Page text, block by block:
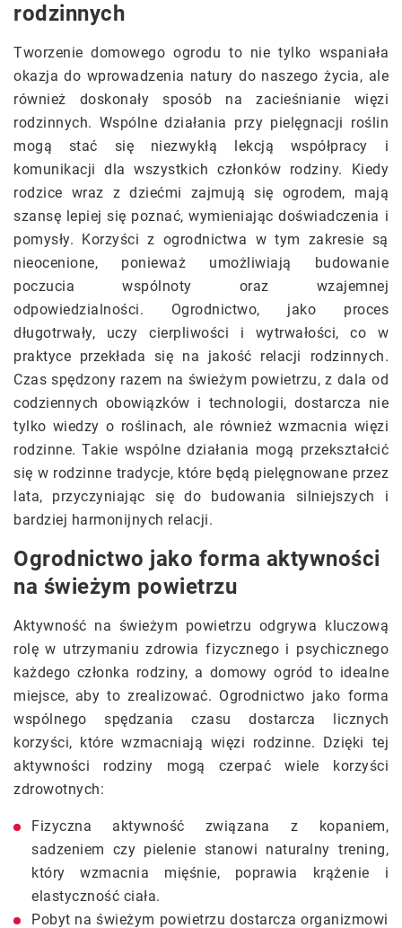
rodzinnych
Tworzenie domowego ogrodu to nie tylko wspaniała
okazja do wprowadzenia natury do naszego życia, ale
również doskonały sposób na zacieśnianie więzi
rodzinnych. Wspólne działania przy pielęgnacji roślin
mogą stać się niezwykłą lekcją współpracy i
komunikacji dla wszystkich członków rodziny. Kiedy
rodzice wraz z dziećmi zajmują się ogrodem, mają
szansę lepiej się poznać, wymieniając doświadczenia i
pomysły. Korzyści z ogrodnictwa w tym zakresie są
nieocenione, ponieważ umożliwiają budowanie
poczucia wspólnoty oraz wzajemnej
odpowiedzialności. Ogrodnictwo, jako proces
długotrwały, uczy cierpliwości i wytrwałości, co w
praktyce przekłada się na jakość relacji rodzinnych.
Czas spędzony razem na świeżym powietrzu, z dala od
codziennych obowiązków i technologii, dostarcza nie
tylko wiedzy o roślinach, ale również wzmacnia więzi
rodzinne. Takie wspólne działania mogą przekształcić
się w rodzinne tradycje, które będą pielęgnowane przez
lata, przyczyniając się do budowania silniejszych i
bardziej harmonijnych relacji.
Ogrodnictwo jako forma aktywności
na świeżym powietrzu
Aktywność na świeżym powietrzu odgrywa kluczową
rolę w utrzymaniu zdrowia fizycznego i psychicznego
każdego członka rodziny, a domowy ogród to idealne
miejsce, aby to zrealizować. Ogrodnictwo jako forma
wspólnego spędzania czasu dostarcza licznych
korzyści, które wzmacniają więzi rodzinne. Dzięki tej
aktywności rodziny mogą czerpać wiele korzyści
zdrowotnych:
Fizyczna aktywność związana z kopaniem,
sadzeniem czy pielenie stanowi naturalny trening,
który wzmacnia mięśnie, poprawia krążenie i
elastyczność ciała.
Pobyt na świeżym powietrzu dostarcza organizmowi